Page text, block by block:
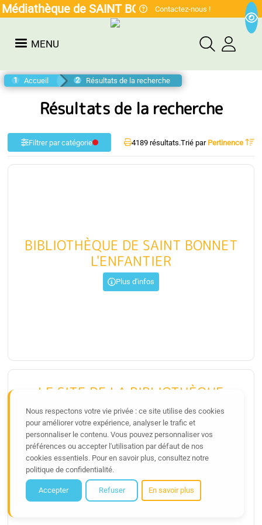
Nous respectons votre vie privée : ce site utilise des cookies
pour améliorer votre expérience, analyser le trafic et
personnaliser le contenu. Vous pouvez personnaliser vos
préférences ou accepter l'utilisation par défaut de nos
cookies essentiels. Pour en savoir plus, consultez notre
politique de confidentialité.
Accepter Refuser En savoir plus
Médiathèque de SAINT BONNET L'ENFANTIER
Contactez-nous !
MENU
Accueil Résultats de la recherche
Résultats de la recherche
Filtrer par catégorie 4189 résultats.Trié par Pertinence
BIBLIOTHÈQUE DE SAINT BONNET
L'ENFANTIER
Plus d'infos
LE SITE DE LA BIBLIOTHÈQUE
NATIONALE DE FRANCE
Visiter
LaBibliothèque nationale de France( BnF ) recueille, conserve,
enrichit et communique le patrimoine documentaire national. Ce
site donne accès aux ...